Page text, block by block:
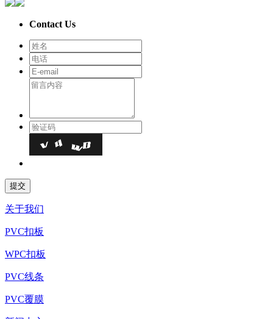
Contact Us
关于我们
PVC扣板
WPC扣板
PVC线条
PVC覆膜